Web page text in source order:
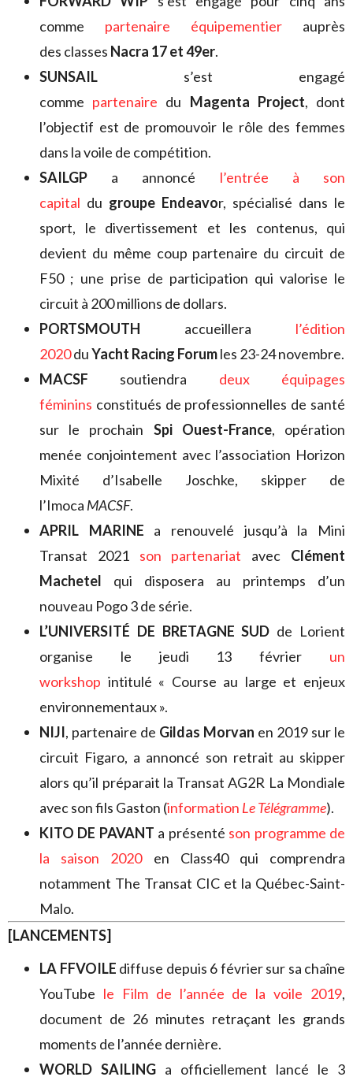
comme partenaire équipementier auprès
des classes Nacra 17 et 49er.
SUNSAIL s’est engagé
comme partenaire du Magenta Project, dont
l’objectif est de promouvoir le rôle des femmes
dans la voile de compétition.
SAILGP a annoncé l’entrée à son
capital du groupe Endeavor, spécialisé dans le
sport, le divertissement et les contenus, qui
devient du même coup partenaire du circuit de
F50 ; une prise de participation qui valorise le
circuit à 200 millions de dollars.
PORTSMOUTH accueillera l’édition
2020duYacht Racing Forumles 23-24 novembre.
MACSF soutiendra deux équipages
féminins constitués de professionnelles de santé
sur le prochain Spi Ouest-France, opération
menée conjointement avec l’association Horizon
Mixité d’Isabelle Joschke, skipper de
l’Imoca MACSF.
APRIL MARINE a renouvelé jusqu’à la Mini
Transat 2021 son partenariat avec Clément
Machetel qui disposera au printemps d’un
nouveau Pogo 3 de série.
L’UNIVERSITÉ DE BRETAGNE SUD de Lorient
organise le jeudi 13 février un
workshop intitulé « Course au large et enjeux
environnementaux ».
NIJI, partenaire de Gildas Morvan en 2019 sur le
circuit Figaro, a annoncé son retrait au skipper
alors qu’il préparait la Transat AG2R La Mondiale
avec son fils Gaston (information Le Télégramme).
KITO DE PAVANT a présenté son programme de
la saison 2020en Class40 qui comprendra
notamment The Transat CIC et la Québec-Saint-
Malo.
[LANCEMENTS]
LA FFVOILE diffuse depuis 6 février sur sa chaîne
YouTube le Film de l’année de la voile 2019,
document de 26 minutes retraçant les grands
moments de l’année dernière.
WORLD SAILING a officiellement lancé le 3